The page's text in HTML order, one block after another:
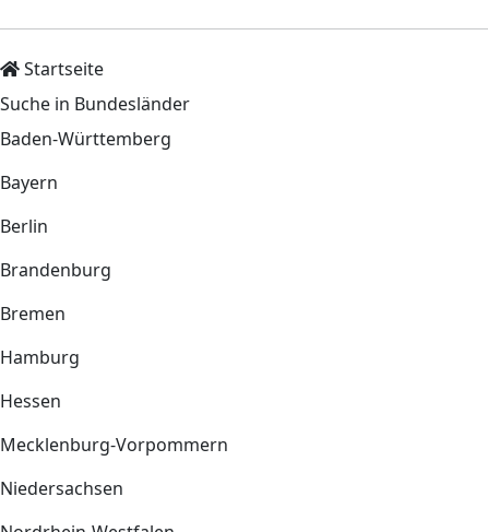
Startseite
Suche in Bundesländer
Baden-Württemberg
Bayern
Berlin
Brandenburg
Bremen
Hamburg
Hessen
Mecklenburg-Vorpommern
Niedersachsen